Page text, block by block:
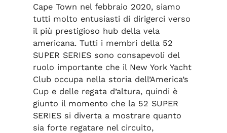
Cape Town nel febbraio 2020, siamo
tutti molto entusiasti di dirigerci verso
il più prestigioso hub della vela
americana. Tutti i membri della 52
SUPER SERIES sono consapevoli del
ruolo importante che il New York Yacht
Club occupa nella storia dell’America’s
Cup e delle regata d’altura, quindi è
giunto il momento che la 52 SUPER
SERIES si diverta a mostrare quanto
sia forte regatare nel circuito,